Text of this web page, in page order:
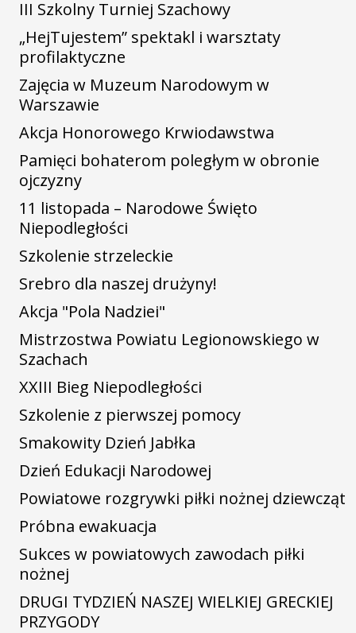
III Szkolny Turniej Szachowy
„HejTujestem” spektakl i warsztaty
profilaktyczne
Zajęcia w Muzeum Narodowym w
Warszawie
Akcja Honorowego Krwiodawstwa
Pamięci bohaterom poległym w obronie
ojczyzny
11 listopada – Narodowe Święto
Niepodległości
Szkolenie strzeleckie
Srebro dla naszej drużyny!
Akcja "Pola Nadziei"
Mistrzostwa Powiatu Legionowskiego w
Szachach
XXIII Bieg Niepodległości
Szkolenie z pierwszej pomocy
Smakowity Dzień Jabłka
Dzień Edukacji Narodowej
Powiatowe rozgrywki piłki nożnej dziewcząt
Próbna ewakuacja
Sukces w powiatowych zawodach piłki
nożnej
DRUGI TYDZIEŃ NASZEJ WIELKIEJ GRECKIEJ
PRZYGODY